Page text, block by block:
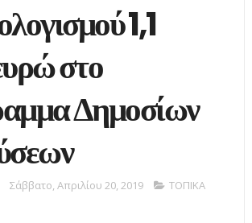
1,1
στο
Δημοσίων
Σάββατο, Απριλίου 20, 2019 ΤΟΠΙΚΑ